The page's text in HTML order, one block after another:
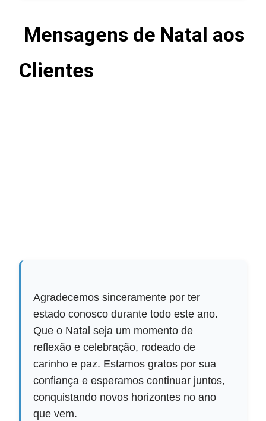
Mensagens de Natal aos
Clientes
Agradecemos sinceramente por ter
estado conosco durante todo este ano.
Que o Natal seja um momento de
reflexão e celebração, rodeado de
carinho e paz. Estamos gratos por sua
confiança e esperamos continuar juntos,
conquistando novos horizontes no ano
que vem.